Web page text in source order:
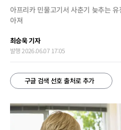
아프리카 민물고기서 사춘기 늦추는
아져
최승욱 기자
발행 2026.06.07 17:05
구글 검색 선호 출처로 추가